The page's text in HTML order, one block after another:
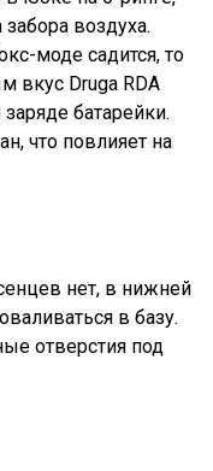
воздуха.
моде садится, то
вкус Druga RDA
батарейки.
что повлияет на
нет, в нижней
в базу.
отверстия под